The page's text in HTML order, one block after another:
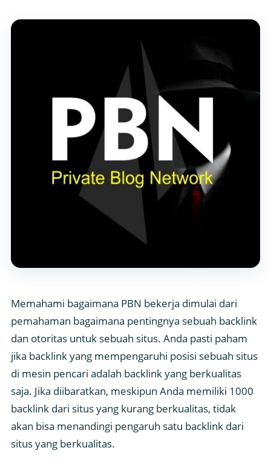
Memahami bagaimana PBN bekerja dimulai dari
pemahaman bagaimana pentingnya sebuah backlink
dan otoritas untuk sebuah situs. Anda pasti paham
jika backlink yang mempengaruhi posisi sebuah situs
di mesin pencari adalah backlink yang berkualitas
saja. Jika diibaratkan, meskipun Anda memiliki 1000
backlink dari situs yang kurang berkualitas, tidak
akan bisa menandingi pengaruh satu backlink dari
situs yang berkualitas.